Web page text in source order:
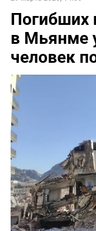
Погибших
в Мьянме
человек